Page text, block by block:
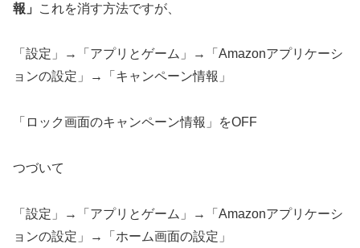
報」
これを消す方法ですが、
「設定」→「アプリとゲーム」→「Amazonアプリケーシ
ョンの設定」→「キャンペーン情報」
「ロック画面のキャンペーン情報」をOFF
つづいて
「設定」→「アプリとゲーム」→「Amazonアプリケーシ
ョンの設定」→「ホーム画面の設定」